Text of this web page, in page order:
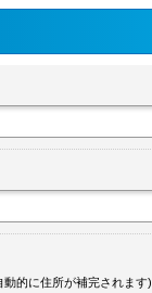
的に住所が補完されます)